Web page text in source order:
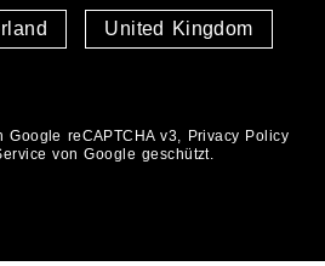
United Kingdom
reCAPTCHA v3,
Privacy Policy
von Google geschützt.